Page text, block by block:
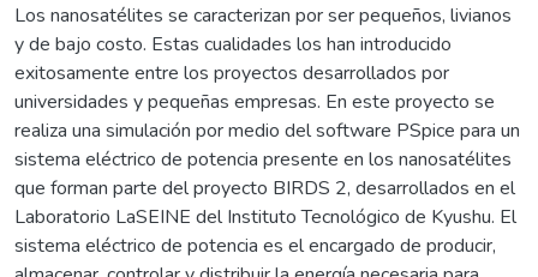
Los nanosatélites se caracterizan por ser pequeños, livianos
y de bajo costo. Estas cualidades los han introducido
exitosamente entre los proyectos desarrollados por
universidades y pequeñas empresas. En este proyecto se
realiza una simulación por medio del software PSpice para un
sistema eléctrico de potencia presente en los nanosatélites
que forman parte del proyecto BIRDS 2, desarrollados en el
Laboratorio LaSEINE del Instituto Tecnológico de Kyushu. El
sistema eléctrico de potencia es el encargado de producir,